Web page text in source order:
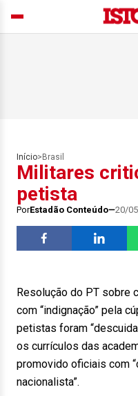
Início> Brasil
Militares
petista
PorEstadão Conteúdo 20/
Resolução do PT sobre
com “indignação” pela
petistas foram
os currículos das
promovido oficiais com
nacionalista”.